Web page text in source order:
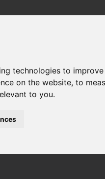
technologies to
on the website,to
to you.
REPUESTOS